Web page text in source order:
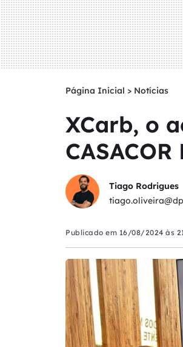
Página Inicial > Notícias
XCarb, o
CASACOR
Tiago Rodrigues
Publicado em 16/08/2024 às